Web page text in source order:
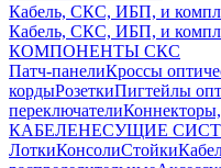
Кабель, СКС, ИБП, и
Кабель, СКС, ИБП, и
КОМПОНЕНТЫ СКС
Патч-панелиКроссы
кордыРозеткиПигтейлы
переключатели
КАБЕЛЕНЕСУЩИЕ
ЛоткиКонсолиСтойки